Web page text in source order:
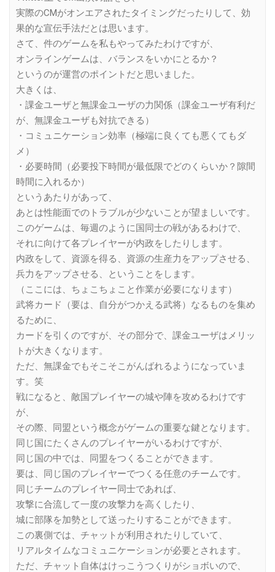
実際のCMがオンエアされたタイミングだったりして、効
果的な宣伝手法だとは思います。
さて、件のゲームを私もやってみたわけですが、
オンラインゲームは、バランスをいかにとるか？
というのが運営のポイントだと思いました。
大きくは、
・課金ユーザと無課金ユーザの力関係（課金ユーザ有利だ
が、無課金ユーザも対抗できる）
・コミュニケーション効率（極端に良くても悪くてもダ
メ）
・必要時間（必要投下時間が最低限でどのくらいか？隙間
時間に入れるか）
というあたりがあって、
あとは性能面でのトラブルが少ないことが望ましいです。
このゲームは、毎週のように国同士の戦があるわけで、
それに向けて各プレイヤーが内政をしたりします。
内政をして、資源を得る、資源の生産力をアップさせる、
兵力をアップさせる、ということをします。
（ここには、ちょこちょこと作業が必要になります）
武将カード（要は、自分がつかえる武将）なるものを集め
るために、
カードを引くのですが、その部分で、課金ユーザはメリッ
トが大きくなります。
ただ、無課金でもそこそこがんばれるようになっていま
す。笑
戦になると、敵国プレイヤーの城や陣を攻めるわけです
が、
その際、同盟という概念がゲームの重要な鍵となります。
同じ国にたくさんのプレイヤーがいるわけですが、
同じ国の中では、同盟をつくることができます。
要は、同じ国のプレイヤーでつくる任意のチームです。
同じチームのプレイヤー同士であれば、
攻撃に合流して一度の攻撃力を高くしたり、
城に部隊を加勢として送ったりすることができます。
この裏側では、チャットが利用されたりしていて、
リアルタイムなコミュニケーションが必要とされます。
ただ、チャット自体はけっこうつくりがショボいので、